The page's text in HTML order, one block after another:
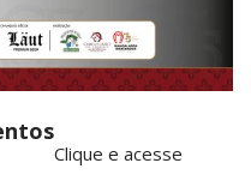
Clique e acesse